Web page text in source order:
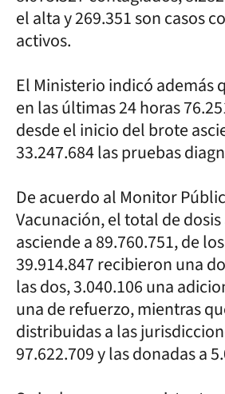
el alta y 269.351 son casos
activos.
El Ministerio indicó además
en las últimas 24 horas
desde el inicio del brote
33.247.684 las pruebas
De acuerdo al Monitor
Vacunación, el total de
asciende a 89.760.751, de
39.914.847 recibieron una
las dos, 3.040.106 una
una de refuerzo, mientras
distribuidas a las
97.622.709 y las donadas a